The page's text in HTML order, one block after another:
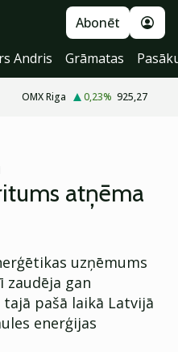
Abonēt
Andris Grāmatas
OMX Riga 0,23% 925,27
atņēma
uzņēmums
gan
pašā laikā Latvijā
enerģijas